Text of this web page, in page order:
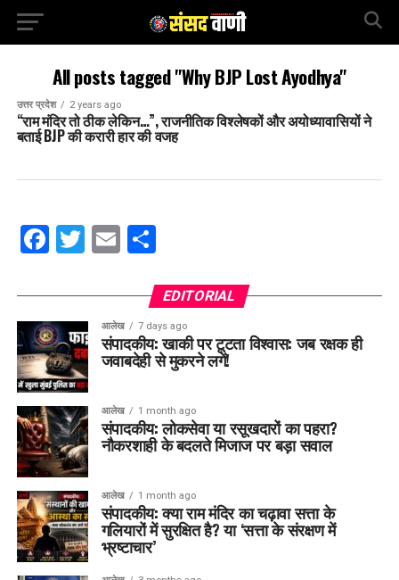
All posts tagged "Why BJP Lost Ayodhya"
उत्तर प्रदेश 2 years ago
“राम मंदिर तो ठीक लेकिन…”, राजनीतिक विश्लेषकों और अयोध्यावासियों ने
बताई BJP की करारी हार की वजह
Facebook
Twitter
EmailShare
EDITORIAL
आलेख 7 days ago
संपादकीय: खाकी पर टूटता विश्वास: जब रक्षक ही
जवाबदेही से मुकरने लगें!
आलेख 1 month ago
संपादकीय: लोकसेवा या रसूखदारों का पहरा?
नौकरशाही के बदलते मिजाज पर बड़ा सवाल
आलेख 1 month ago
संपादकीय: क्या राम मंदिर का चढ़ावा सत्ता के
गलियारों में सुरक्षित है? या ‘सत्ता के संरक्षण में
भ्रष्टाचार’